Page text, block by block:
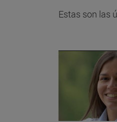
Estas son las